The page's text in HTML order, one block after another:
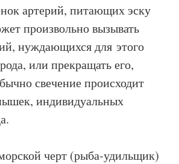
артерий, питающих эску
произвольно вызывать
нуждающихся для этого
или прекращать его,
свечение происходит
индивидуальных
черт (рыба-удильщик)